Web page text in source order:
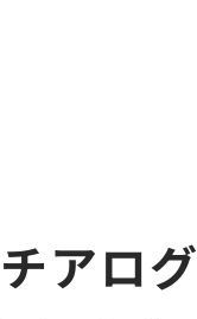
チアログ